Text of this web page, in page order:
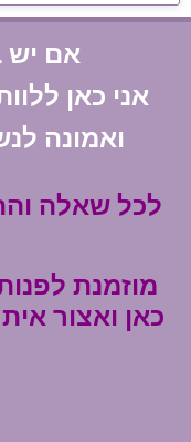
אם יש
אני כאן
ואמונה
לכל שאלה
מוזמנת
כאן ואצור